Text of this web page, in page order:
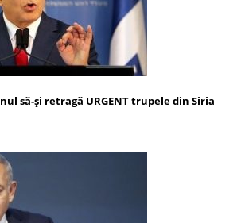
să-și retragă URGENT trupele din Siria